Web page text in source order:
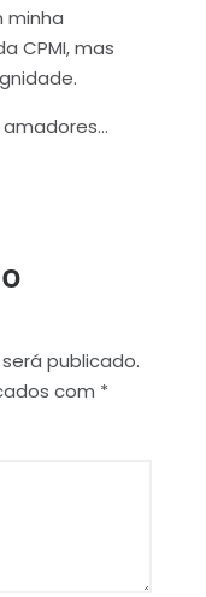
minha
CPMI, mas
publicado.
com *